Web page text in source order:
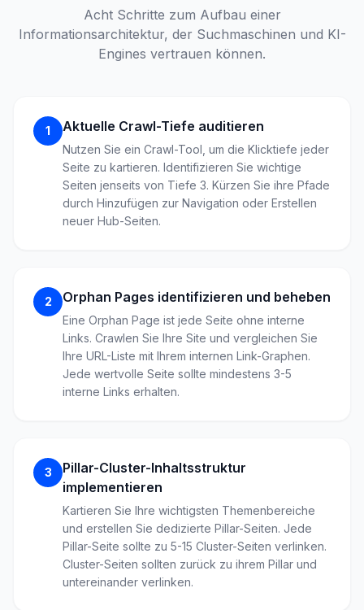
Acht Schritte zum Aufbau einer
Informationsarchitektur, der Suchmaschinen und KI-
Engines vertrauen können.
1 Aktuelle Crawl-Tiefe auditieren
Nutzen Sie ein Crawl-Tool, um die Klicktiefe jeder
Seite zu kartieren. Identifizieren Sie wichtige
Seiten jenseits von Tiefe 3. Kürzen Sie ihre Pfade
durch Hinzufügen zur Navigation oder Erstellen
neuer Hub-Seiten.
2 Orphan Pages identifizieren und beheben
Eine Orphan Page ist jede Seite ohne interne
Links. Crawlen Sie Ihre Site und vergleichen Sie
Ihre URL-Liste mit Ihrem internen Link-Graphen.
Jede wertvolle Seite sollte mindestens 3-5
interne Links erhalten.
3
Pillar-Cluster-Inhaltsstruktur
implementieren
Kartieren Sie Ihre wichtigsten Themenbereiche
und erstellen Sie dedizierte Pillar-Seiten. Jede
Pillar-Seite sollte zu 5-15 Cluster-Seiten verlinken.
Cluster-Seiten sollten zurück zu ihrem Pillar und
untereinander verlinken.